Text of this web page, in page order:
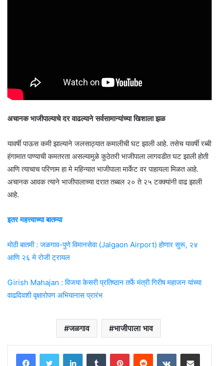
अचानक भाजीपाल्याचे दर वाढल्याने सर्वसामान्यांच्या खिशाला झळ
यावर्षी पाऊस कमी झाल्याने जलसाठ्यात कमालीची घट झाली आहे. तसेच यावर्षी रब्बी
हंगामात पाण्याची कमतरता असल्यामुळे कुठेतरी भाजीपाला लागवडीत घट झाली होती
आणि त्याचाच परिणाम हा मे महिन्यात भाजीपाला मार्केट वर पाहायला मिळत आहे.
अचानक आवक त्याने भाजीपालाच्या दरात तब्बल २० ते २५ टक्क्यांनी वाढ झाली
आहे.
इतर महत्त्वाच्या बातम्या
मोठी बातमी : जळगाव-पुणे विमानसेवा (Jalgaon Airport) होणार सुरू, २४
आणि २६ मे रोजी ट्रायल
Girish Mahajan : विजया केसरी प्रतिष्ठान तर्फे मंत्री गिरीष महाजन यांच्या
वाढदिवशी वृक्षारोपण अभियानास प्रारंभ
जळगाव भाजीपाला भाव
LinkedInTumblr PinterestReddit VKontakteShare via Email